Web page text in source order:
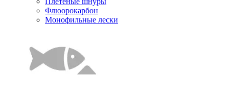
Флюорокарбон
Монофильные лески